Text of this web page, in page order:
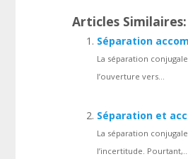
Articles Similaires:
Séparation
La séparation
l’ouverture vers...
Séparation et
La séparation
l’incertitude. Pourtant,...